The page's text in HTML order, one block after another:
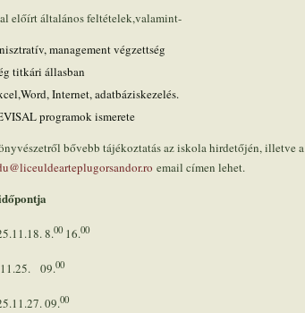
előírt általános feltételek,valamint-
management végzettség
titkári állasban
Internet, adatbáziskezelés.
programok ismerete
bővebb tájékoztatás az iskola hirdetőjén, illetve a
email címen lehet.
8.00 16.00
09.00
09.00